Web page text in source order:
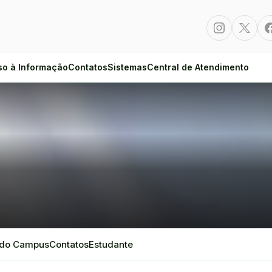
Instagram
à InformaçãoContatosSistemasCentral de Atendimento
CampusContatosEstudante